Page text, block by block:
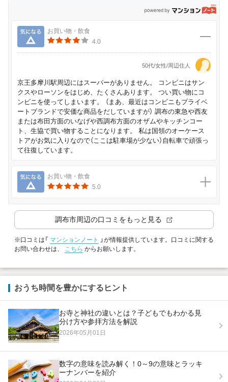
気になる
お買い物・飲食
4.0
50代/女性/周辺住人
京王多摩川駅周辺にはスーパーがありません。 コンビニはサン
クスやローソンをはじめ、たくさんあります。 つい買い物にコ
ンビニを使ってしまいます。 （まあ、最近はコンビニもプライベ
ートブランドで安価な商品をだしていますが） 調布の東急や西友
または布田方面のいなげや西調布方面のオザムやキッチンコー
ト、生協で買い物することになります。 私は国領のオーケース
トアがお気に入りなので（ここは駐車場が少ない）自転車で頑張っ
て往復しています。
気になる
お買い物・飲食
5.0
調布市周辺の口コミをもっと見る
※口コミは「 マンションノート
」が情報提供しています。口コミに関する
お問い合わせは、 こちら からお願いします。
おうち時間を豊かにするヒント
お寺と神社の違いとは？子どもでもわかる見
分け方や参拝方法を解説
2026年05月01日
数字の意味を読み解く！0～9の意味とラッキ
ーナンバーを紹介